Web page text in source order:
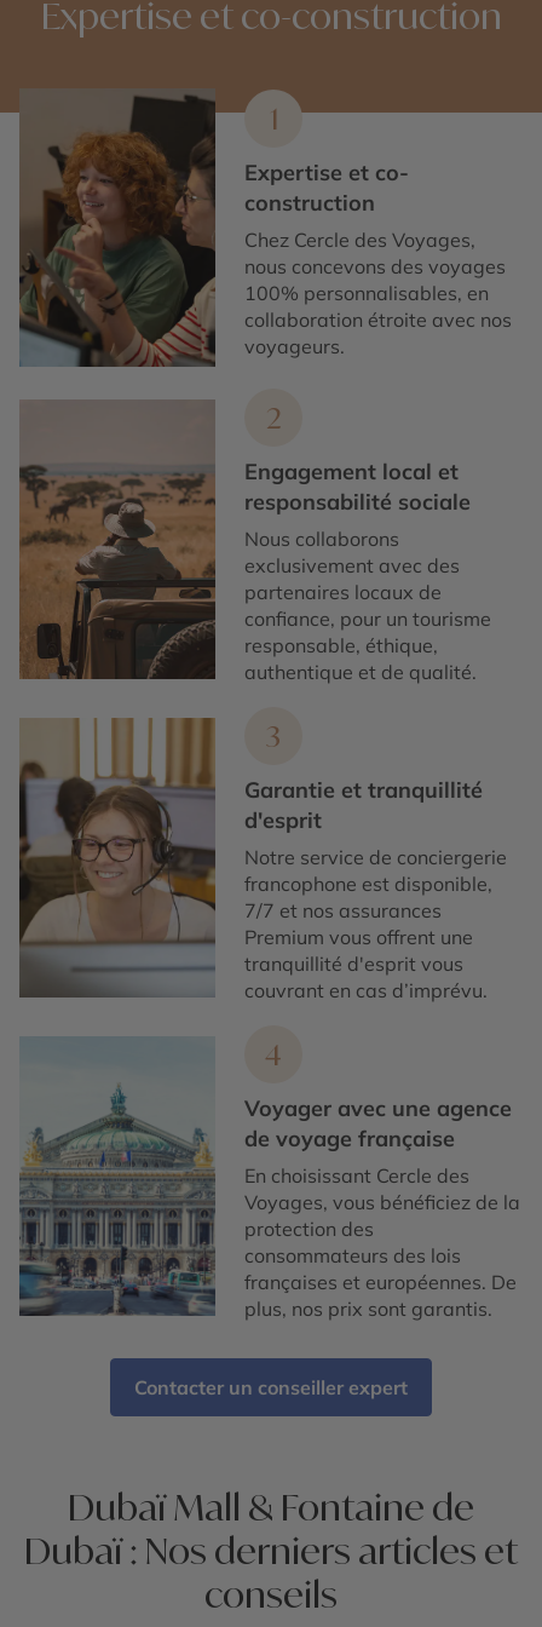
Expertise et co-construction
1
Expertise et co-
construction
Chez Cercle des Voyages,
nous concevons des voyages
100% personnalisables, en
collaboration étroite avec nos
voyageurs.
2
Engagement local et
responsabilité sociale
Nous collaborons
exclusivement avec des
partenaires locaux de
confiance, pour un tourisme
responsable, éthique,
authentique et de qualité.
3
Garantie et tranquillité
d'esprit
Notre service de conciergerie
francophone est disponible,
7/7 et nos assurances
Premium vous offrent une
tranquillité d'esprit vous
couvrant en cas d’imprévu.
4
Voyager avec une agence
de voyage française
En choisissant Cercle des
Voyages, vous bénéficiez de la
protection des
consommateurs des lois
françaises et européennes. De
plus, nos prix sont garantis.
Contacter un conseiller expert
Dubaï Mall & Fontaine de
Dubaï : Nos derniers articles et
conseils